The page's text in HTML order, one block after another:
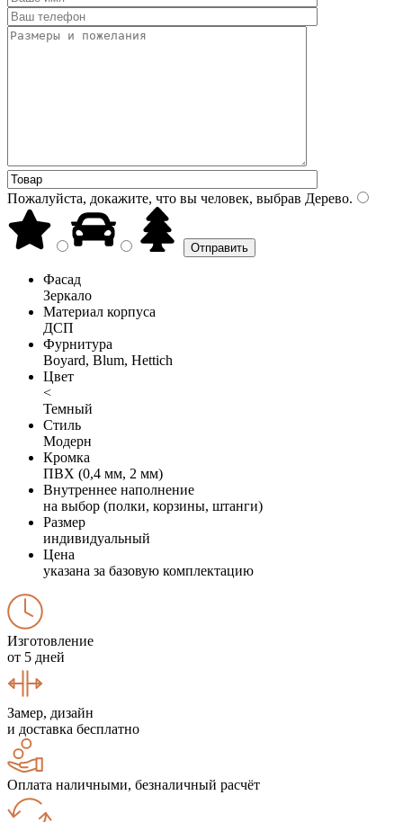
Пожалуйста, докажите, что вы человек, выбрав Дерево.
Фасад
Зеркало
Материал корпуса
ДСП
Фурнитура
Boyard, Blum, Hettich
Цвет
<
Темный
Стиль
Модерн
Кромка
ПВХ (0,4 мм, 2 мм)
Внутреннее наполнение
на выбор (полки, корзины, штанги)
Размер
индивидуальный
Цена
указана за базовую комплектацию
Изготовление
от 5 дней
Замер, дизайн
и доставка бесплатно
Оплата наличными, безналичный расчёт